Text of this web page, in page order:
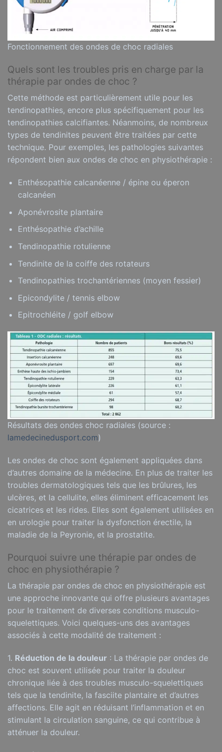
Fonctionnement des ondes de choc radiales
Quels sont les troubles pris en charge par la
thérapie par ondes de choc ?
Cette méthode est particulièrement utile pour les
tendinopathies, encore plus spécifiquement pour les
tendinopathies calcifiantes. Néanmoins, de nombreux
types de tendinites peuvent être traitées par cette
technique. Pour exemples, les pathologies suivantes
répondent bien aux ondes de choc en physiothérapie :
Enthésopathie calcanéenne / épine ou éperon
calcanéen
Aponévrosite plantaire
Enthésopathie d’achille
Tendinopathie rotulienne
Tendinite de la coiffe des rotateurs
Tendinopathies trochantériennes (moyen fessier)
Epicondylite / tennis elbow
Epitrochléite / golf elbow
Résultats des ondes choc radiales (source :
lamedecinedusport.com)
Les ondes de choc sont également appliquées dans
d’autres domaine de la médecine. En plus de traiter les
troubles dermatologiques tels que les brûlures, les
ulcères, et la cellulite, elles éliminent efficacement les
cicatrices et les rides. Elles sont également utilisées en
en urologie pour traiter la dysfonction érectile, la
maladie de la Peyronie, et la prostatite.
Pourquoi suivre une thérapie par ondes de
choc en physiothérapie ?
La thérapie par ondes de choc en physiothérapie est
une approche innovante qui offre plusieurs avantages
pour le traitement de diverses conditions musculo-
squelettiques. Voici quelques-uns des avantages
associés à cette modalité de traitement :
1. Réduction de la douleur : La thérapie par ondes de
choc est souvent utilisée pour traiter la douleur
chronique liée à des troubles musculo-squelettiques
tels que la tendinite, la fasciite plantaire et d’autres
affections. Elle agit en réduisant l’inflammation et en
stimulant la circulation sanguine, ce qui contribue à
atténuer la douleur.